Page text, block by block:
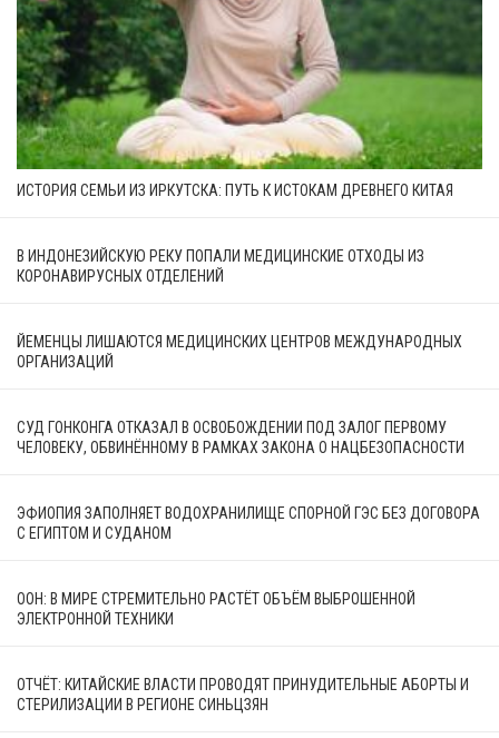
ИСТОРИЯ СЕМЬИ ИЗ ИРКУТСКА: ПУТЬ К ИСТОКАМ ДРЕВНЕГО КИТАЯ
В ИНДОНЕЗИЙСКУЮ РЕКУ ПОПАЛИ МЕДИЦИНСКИЕ ОТХОДЫ ИЗ
КОРОНАВИРУСНЫХ ОТДЕЛЕНИЙ
ЙЕМЕНЦЫ ЛИШАЮТСЯ МЕДИЦИНСКИХ ЦЕНТРОВ МЕЖДУНАРОДНЫХ
ОРГАНИЗАЦИЙ
СУД ГОНКОНГА ОТКАЗАЛ В ОСВОБОЖДЕНИИ ПОД ЗАЛОГ ПЕРВОМУ
ЧЕЛОВЕКУ, ОБВИНЁННОМУ В РАМКАХ ЗАКОНА О НАЦБЕЗОПАСНОСТИ
ЭФИОПИЯ ЗАПОЛНЯЕТ ВОДОХРАНИЛИЩЕ СПОРНОЙ ГЭС БЕЗ ДОГОВОРА
С ЕГИПТОМ И СУДАНОМ
ООН: В МИРЕ СТРЕМИТЕЛЬНО РАСТЁТ ОБЪЁМ ВЫБРОШЕННОЙ
ЭЛЕКТРОННОЙ ТЕХНИКИ
ОТЧЁТ: КИТАЙСКИЕ ВЛАСТИ ПРОВОДЯТ ПРИНУДИТЕЛЬНЫЕ АБОРТЫ И
СТЕРИЛИЗАЦИИ В РЕГИОНЕ СИНЬЦЗЯН